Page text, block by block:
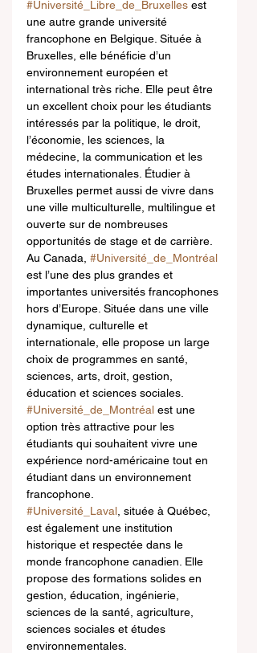
#Université_Libre_de_Bruxelles est
une autre grande université
francophone en Belgique. Située à
Bruxelles, elle bénéficie d’un
environnement européen et
international très riche. Elle peut être
un excellent choix pour les étudiants
intéressés par la politique, le droit,
l’économie, les sciences, la
médecine, la communication et les
études internationales. Étudier à
Bruxelles permet aussi de vivre dans
une ville multiculturelle, multilingue et
ouverte sur de nombreuses
opportunités de stage et de carrière.
Au Canada, #Université_de_Montréal
est l’une des plus grandes et
importantes universités francophones
hors d’Europe. Située dans une ville
dynamique, culturelle et
internationale, elle propose un large
choix de programmes en santé,
sciences, arts, droit, gestion,
éducation et sciences sociales.
#Université_de_Montréal est une
option très attractive pour les
étudiants qui souhaitent vivre une
expérience nord-américaine tout en
étudiant dans un environnement
francophone.
#Université_Laval , située à Québec,
est également une institution
historique et respectée dans le
monde francophone canadien. Elle
propose des formations solides en
gestion, éducation, ingénierie,
sciences de la santé, agriculture,
sciences sociales et études
environnementales.